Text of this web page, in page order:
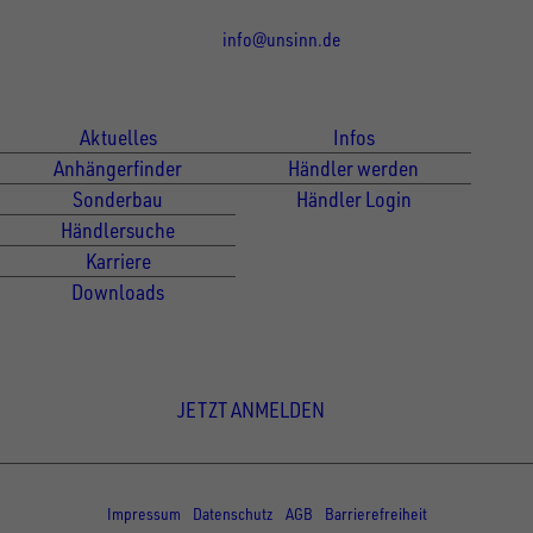
info@unsinn.de
Aktuelles
Anhängerfinder
Sonderbau
Händlersuche
Karriere
Downloads
Infos
Händler werden
Händler Login
JETZT ANMELDEN
Impressum
Datenschutz AGB Barrierefreiheit